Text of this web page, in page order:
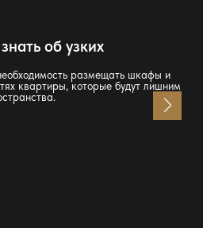
об узких
размещать шкафы и
квартиры, которые будут лишним